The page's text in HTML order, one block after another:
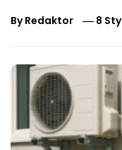
ByRedaktor 8